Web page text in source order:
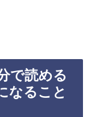
で読める
なること